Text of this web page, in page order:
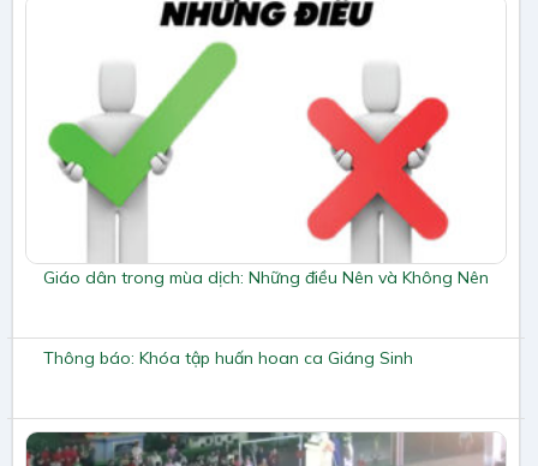
Giáo dân trong mùa dịch: Những điều Nên và Không Nên
Thông báo: Khóa tập huấn hoan ca Giáng Sinh